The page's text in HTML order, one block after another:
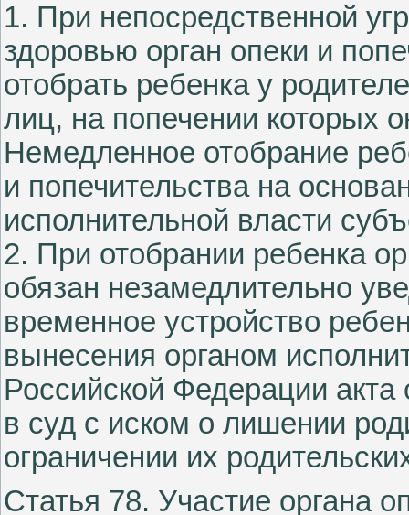
1. При непосредственной
здоровью орган опеки и
отобрать ребенка у
лиц, на попечении которых
Немедленное отобрание
и попечительства на
исполнительной власти
2. При отобрании ребенка
обязан незамедлительно
временное устройство
вынесения органом
Российской Федерации акта
в суд с иском о лишении
ограничении их
Статья 78. Участие органа